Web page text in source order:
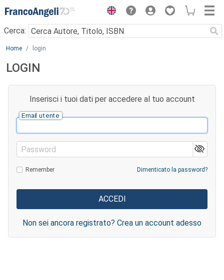
Menu
Cerca:
Main content
Home login
LOGIN
Inserisci i tuoi dati per accedere al tuo account
Email utente
Password
Remember Dimenticato la password?
Non sei ancora registrato? Crea un account adesso